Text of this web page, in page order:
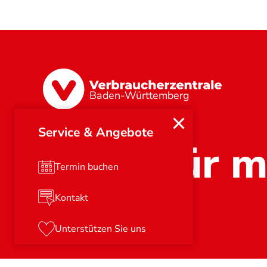
Service & Angebote
Termin buchen
Kontakt
Unterstützen Sie uns
Baden-Württemberg
Stark für